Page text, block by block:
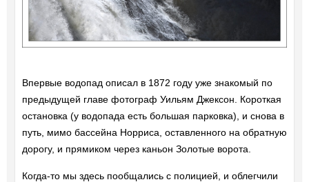
Впервые водопад описал в 1872 году уже знакомый по
предыдущей главе фотограф Уильям Джексон. Короткая
остановка (у водопада есть большая парковка), и снова в
путь, мимо бассейна Норриса, оставленного на обратную
дорогу, и прямиком через каньон Золотые ворота.
Когда-то мы здесь пообщались с полицией, и облегчили